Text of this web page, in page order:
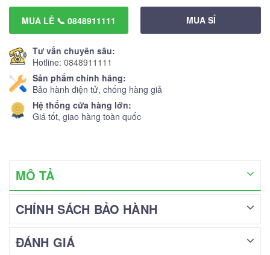
MUA LẺ 📞 0848911111 MUA SỈ
Tư vấn chuyên sâu:
Hotline: 0848911111
Sản phẩm chính hãng:
Bảo hành điện tử, chống hàng giả
Hệ thống cửa hàng lớn:
Giá tốt, giao hàng toàn quốc
MÔ TẢ
CHÍNH SÁCH BẢO HÀNH
ĐÁNH GIÁ